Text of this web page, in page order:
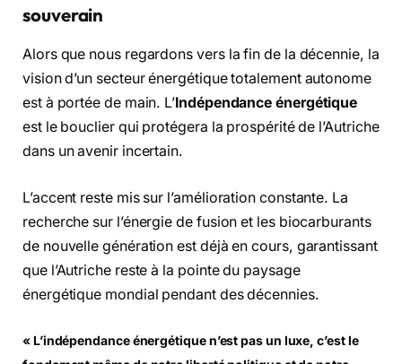
souverain
Alors que nous regardons vers la fin de la décennie, la
vision d’un secteur énergétique totalement autonome
est à portée de main. L’Indépendance énergétique
est le bouclier qui protégera la prospérité de l’Autriche
dans un avenir incertain.
L’accent reste mis sur l’amélioration constante. La
recherche sur l’énergie de fusion et les biocarburants
de nouvelle génération est déjà en cours, garantissant
que l’Autriche reste à la pointe du paysage
énergétique mondial pendant des décennies.
« L’indépendance énergétique n’est pas un luxe, c’est le